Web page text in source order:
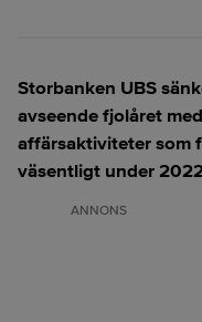
Storbanken UBS
avseende fjolåret
affärsaktiviteter som
väsentligt under
ANNONS